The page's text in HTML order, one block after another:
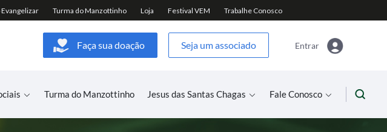
Faça sua doação Seja um associado Entrar
Turma do Manzottinho Jesus das Santas Chagas Fale Conosco